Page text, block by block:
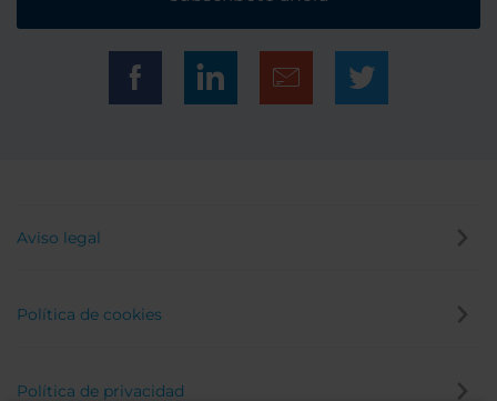
Aviso legal
Política de cookies
Política de privacidad